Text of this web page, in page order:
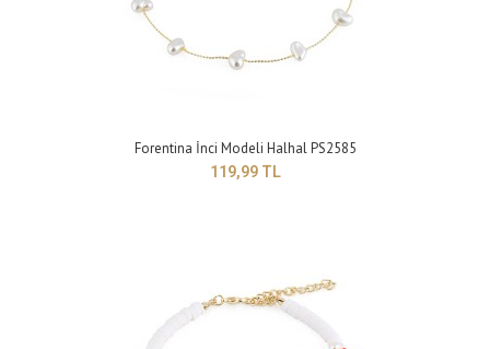
Forentina Siyah İstiridye Modeli Halhal PS2588
Forentina İnci Modeli Halhal PS2585
119,99 TL